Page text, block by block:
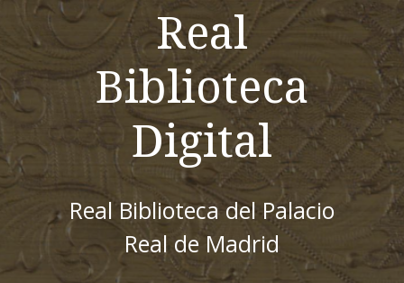
Real
Biblioteca
Digital
Real Biblioteca del Palacio
Real de Madrid